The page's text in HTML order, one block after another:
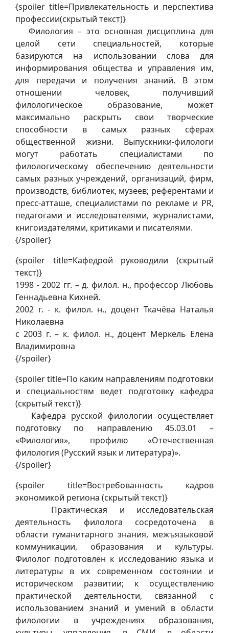
{spoiler title=Привлекательность и перспектива
профессии(скрытый текст)}
Филология – это основная дисциплина для
целой сети специальностей, которые
базируются на использовании слова для
информирования общества и управления им,
для передачи и получения знаний. В этом
отношении человек, получивший
филологическое образование, может
максимально раскрыть свои творческие
способности в самых разных сферах
общественной жизни. Выпускники-филологи
могут работать специалистами по
филологическому обеспечению деятельности
самых разных учреждений, организаций, фирм,
производств, библиотек, музеев; референтами и
пресс-атташе, специалистами по рекламе и PR,
педагогами и исследователями, журналистами,
книгоиздателями, критиками и писателями.
{/spoiler}
{spoiler title=Кафедрой руководили (скрытый
текст)}
1998 - 2002 гг. – д. филол. н., профессор Любовь
Геннадьевна Кихней.
2002 г. - к. филол. н., доцент Ткачёва Наталья
Николаевна
с 2003 г. – к. филол. н., доцент Меркель Елена
Владимировна
{/spoiler}
{spoiler title=По каким направлениям подготовки
и специальностям ведет подготовку кафедра
(скрытый текст)}
Кафедра русской филологии осуществляет
подготовку по направлению 45.03.01 –
«Филология», профилю «Отечественная
филология (Русский язык и литература)».
{/spoiler}
{spoiler title=Востребованность кадров
экономикой региона (скрытый текст)}
Практическая и исследовательская
деятельность филолога сосредоточена в
области гуманитарного знания, межъязыковой
коммуникации, образования и культуры.
Филолог подготовлен к исследованию языка и
литературы в их современном состоянии и
историческом развитии; к осуществлению
практической деятельности, связанной с
использованием знаний и умений в области
филологии в учреждениях образования,